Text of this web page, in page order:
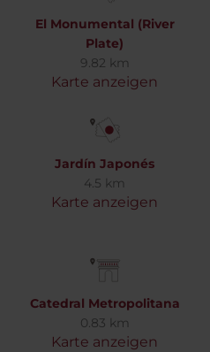
El Monumental (River
Plate)
9.82 km
Karte anzeigen
Jardín Japonés
4.5 km
Karte anzeigen
Catedral Metropolitana
0.83 km
Karte anzeigen